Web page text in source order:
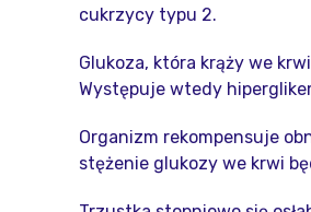
cukrzycy typu 2.
Glukoza, która krąży we
Występuje wtedy
Organizm rekompensuje
stężenie glukozy we krwi